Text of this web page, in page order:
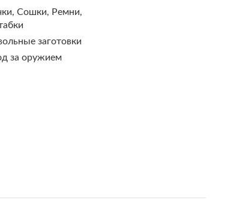
Сошки, Ремни,
заготовки
за оружием